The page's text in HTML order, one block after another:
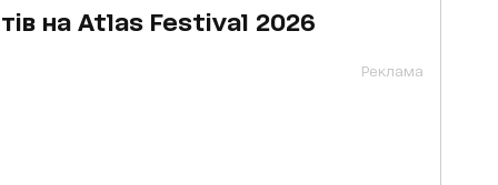
на Atlas Festival 2026
Реклама